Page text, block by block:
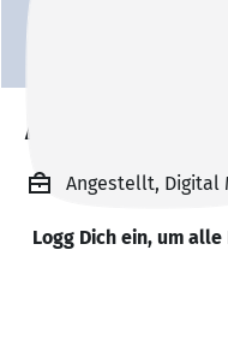
Amanda
Angestellt, Digital
Logg Dich ein, um